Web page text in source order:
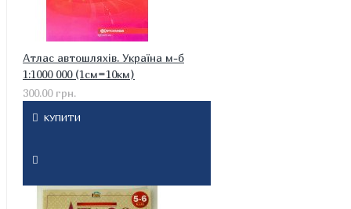
Атлас автошляхів. Україна м-б
1:1000 000 (1см=10км)
300.00 грн.
КУПИТИ